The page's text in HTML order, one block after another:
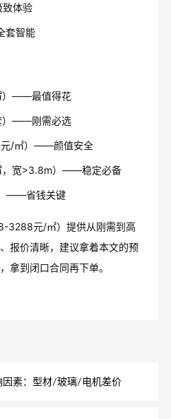
致体验
套智能
）——最值得花
）——刚需必选
/㎡）——颜值安全
，宽>3.8m）——稳定必备
——省钱关键
3288元/㎡）提供从刚需到高
报价清晰，建议拿着本文的预
拿到闭口合同再下单。
因素：型材/玻璃/电机差价